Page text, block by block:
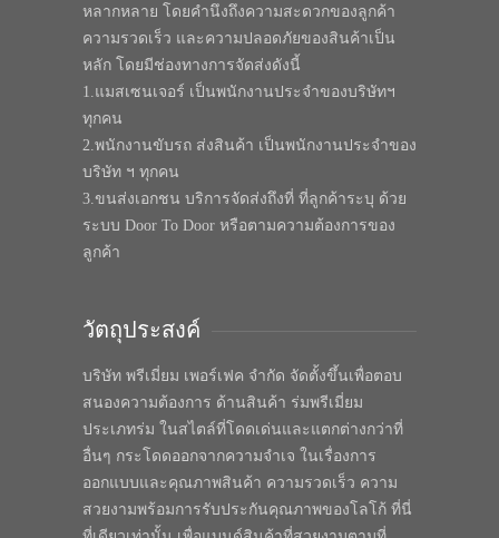
หลากหลาย โดยคำนึงถึงความสะดวกของลูกค้า
ความรวดเร็ว และความปลอดภัยของสินค้าเป็น
หลัก โดยมีช่องทางการจัดส่งดังนี้
1.แมสเซนเจอร์ เป็นพนักงานประจำของบริษัทฯ
ทุกคน
2.พนักงานขับรถ ส่งสินค้า เป็นพนักงานประจำของ
บริษัท ฯ ทุกคน
3.ขนส่งเอกชน บริการจัดส่งถึงที่ ที่ลูกค้าระบุ ด้วย
ระบบ Door To Door หรือตามความต้องการของ
ลูกค้า
วัตถุประสงค์
บริษัท พรีเมี่ยม เพอร์เฟค จำกัด จัดตั้งขึ้นเพื่อตอบ
สนองความต้องการ ด้านสินค้า ร่มพรีเมี่ยม
ประเภทร่ม ในสไตล์ที่โดดเด่นและแตกต่างกว่าที่
อื่นๆ กระโดดออกจากความจำเจ ในเรื่องการ
ออกแบบและคุณภาพสินค้า ความรวดเร็ว ความ
สวยงามพร้อมการรับประกันคุณภาพของโลโก้ ที่นี่